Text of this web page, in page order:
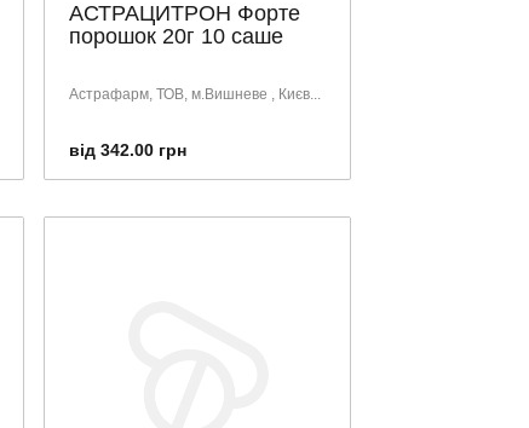
АСТРАЦИТРОН Форте
порошок 20г 10 саше
Астрафарм, ТОВ, м.Вишневе , Києв...
від 342.00 грн